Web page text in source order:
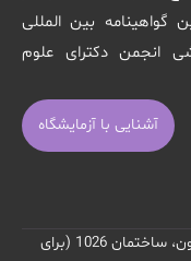
گواهینامه بین المللی
اعتباربخشی انجمن دکترای علوم
آشنایی با آزمایشگاه
تهران، تقاطع خیابان امام خمینی و کارون، ساختمان 1026 (برای